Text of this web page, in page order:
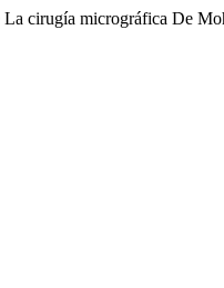
cirugía micrográfica De